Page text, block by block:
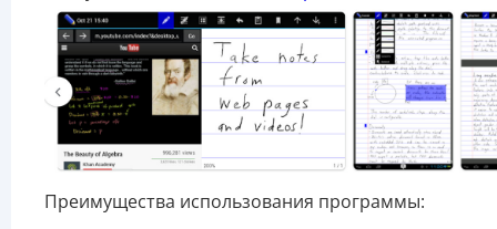
Преимущества использования программы: